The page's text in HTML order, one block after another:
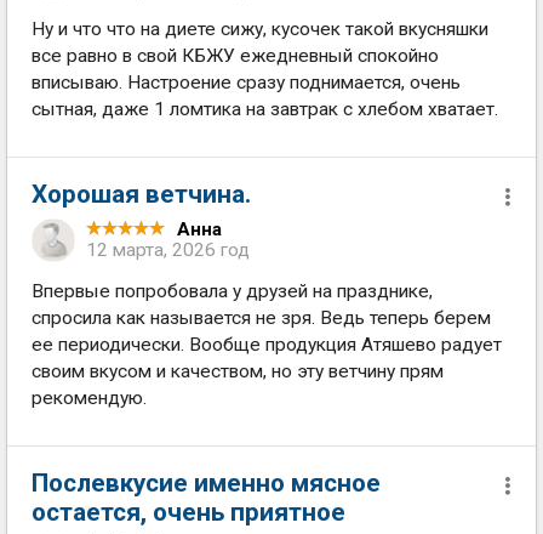
Ну и что что на диете сижу, кусочек такой вкусняшки
все равно в свой КБЖУ ежедневный спокойно
вписываю. Настроение сразу поднимается, очень
сытная, даже 1 ломтика на завтрак с хлебом хватает.
Хорошая ветчина.
Анна
12 марта, 2026 год
Впервые попробовала у друзей на празднике,
спросила как называется не зря. Ведь теперь берем
ее периодически. Вообще продукция Атяшево радует
своим вкусом и качеством, но эту ветчину прям
рекомендую.
Послевкусие именно мясное
остается, очень приятное